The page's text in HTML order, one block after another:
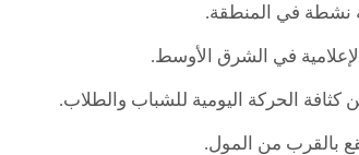
نشطة في المنطقة.
في الشرق الأوسط.
الحركة اليومية للشباب والطلاب.
بالقرب من المول.